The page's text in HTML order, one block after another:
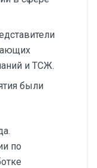
и ТСЖ.
были
по